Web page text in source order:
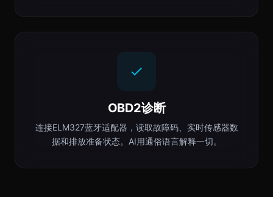
OBD2诊断
连接ELM327蓝牙适配器，读取故障码、实时传感器数
据和排放准备状态。AI用通俗语言解释一切。